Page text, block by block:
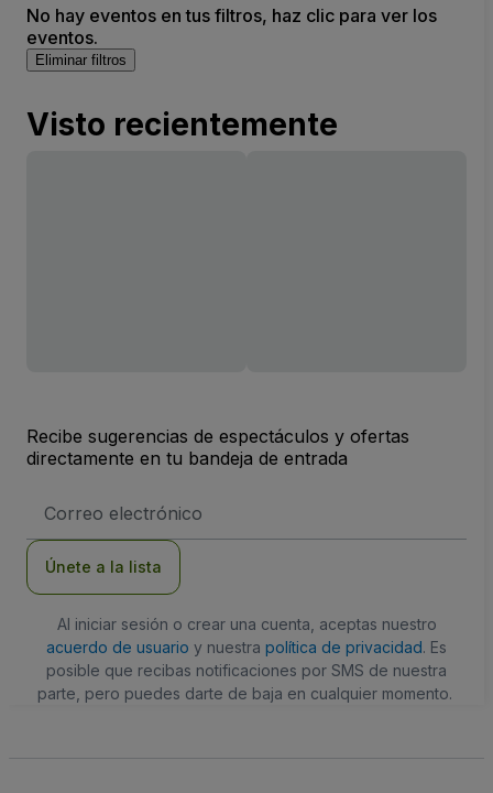
No hay eventos en tus filtros, haz clic para ver los
eventos.
Eliminar filtros
Visto recientemente
Recibe sugerencias de espectáculos y ofertas
directamente en tu bandeja de entrada
de
Únete a la lista
Al iniciar sesión o crear una cuenta, aceptas nuestro
acuerdo de usuario y nuestra política de privacidad. Es
posible que recibas notificaciones por SMS de nuestra
parte, pero puedes darte de baja en cualquier momento.